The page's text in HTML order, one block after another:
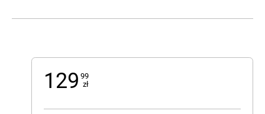
129 99
zł